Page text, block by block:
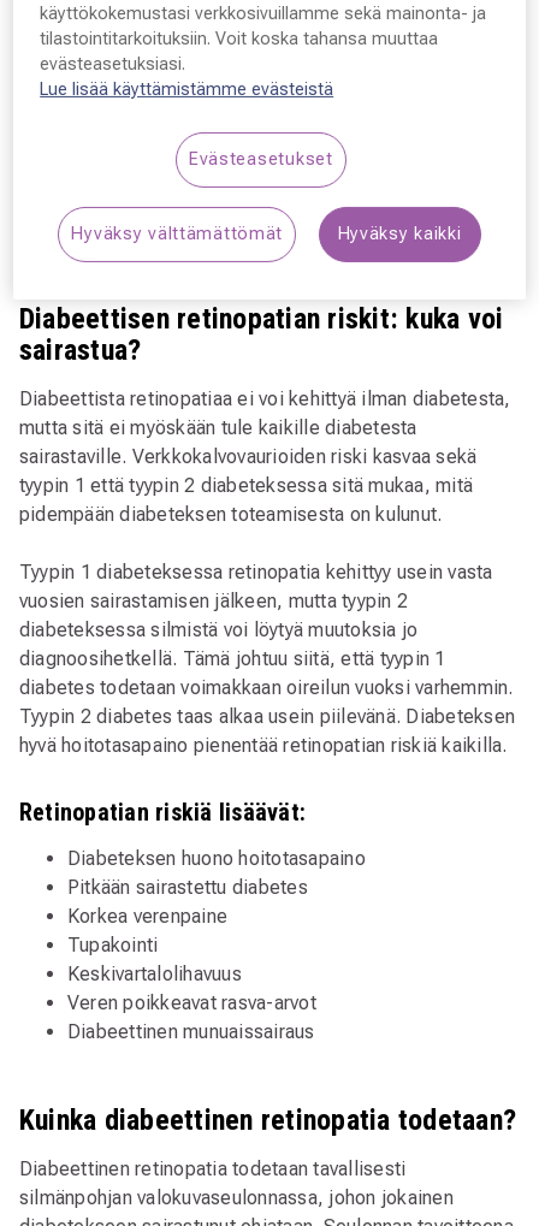
Diabeettisen retinopatian riskit: kuka voi
sairastua?
Diabeettista retinopatiaa ei voi kehittyä ilman diabetesta,
mutta sitä ei myöskään tule kaikille diabetesta
sairastaville. Verkkokalvovaurioiden riski kasvaa sekä
tyypin 1 että tyypin 2 diabeteksessa sitä mukaa, mitä
pidempään diabeteksen toteamisesta on kulunut.
Tyypin 1 diabeteksessa retinopatia kehittyy usein vasta
vuosien sairastamisen jälkeen, mutta tyypin 2
diabeteksessa silmistä voi löytyä muutoksia jo
diagnoosihetkellä. Tämä johtuu siitä, että tyypin 1
diabetes todetaan voimakkaan oireilun vuoksi varhemmin.
Tyypin 2 diabetes taas alkaa usein piilevänä. Diabeteksen
hyvä hoitotasapaino pienentää retinopatian riskiä kaikilla.
Retinopatian riskiä lisäävät:
Diabeteksen huono hoitotasapaino
Pitkään sairastettu diabetes
Korkea verenpaine
Tupakointi
Keskivartalolihavuus
Veren poikkeavat rasva-arvot
Diabeettinen munuaissairaus
Kuinka diabeettinen retinopatia todetaan?
Diabeettinen retinopatia todetaan tavallisesti
silmänpohjan valokuvaseulonnassa, johon jokainen
käyttökokemustasi verkkosivuillamme sekä mainonta- ja
tilastointitarkoituksiin. Voit koska tahansa muuttaa
evästeasetuksiasi.
Lue lisää käyttämistämme evästeistä
Evästeasetukset
Hyväksy välttämättömät Hyväksy kaikki